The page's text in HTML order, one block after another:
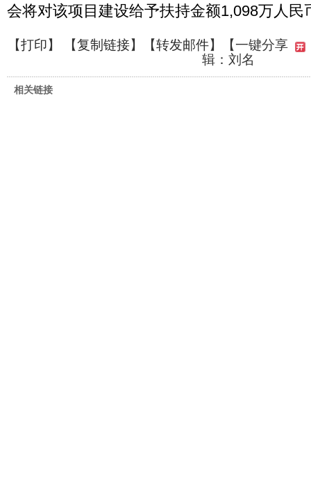
会将对该项目建设给予扶持金额1,098万人民
【打印】 【复制链接】【转发邮件】
【一键分享
辑：刘名
相关链接